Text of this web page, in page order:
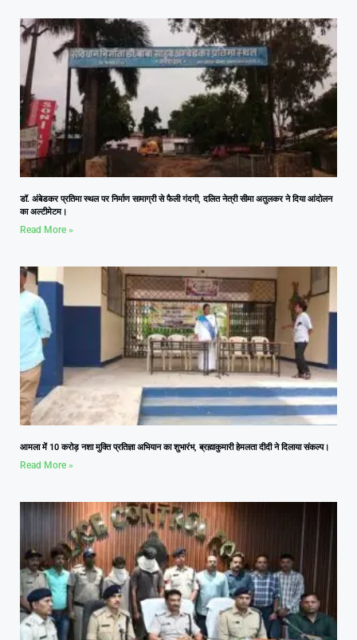
डॉ. अंबेडकर प्रतिमा स्थल पर निर्माण सामाग्री से फैली गंदगी, दलित नेत्री सीमा अतुलकर ने दिया आंदोलन
का अल्टीमेटम।
Read More »
आमला में 10 करोड़ नशा मुक्ति प्रतिज्ञा अभियान का शुभारंभ, ब्रह्माकुमारी हेमलता दीदी ने दिलाया संकल्प।
Read More »